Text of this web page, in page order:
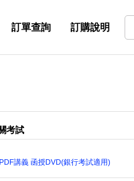
訂單查詢 訂購說明
考試
講義 函授DVD(銀行考試適用)